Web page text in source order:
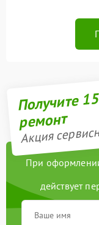
Получите
ремонт
Акция
При
действует